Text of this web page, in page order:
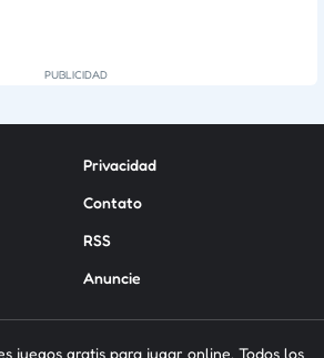
Privacidad
Contato
RSS
Anuncie
juegos gratis para jugar online. Todos los